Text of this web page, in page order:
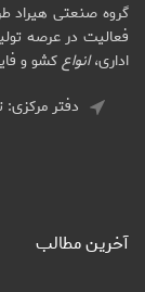
فعالیت در عرصه
اداری،انواعکشو و
دفتر مرکزی:
آخرین مطالب